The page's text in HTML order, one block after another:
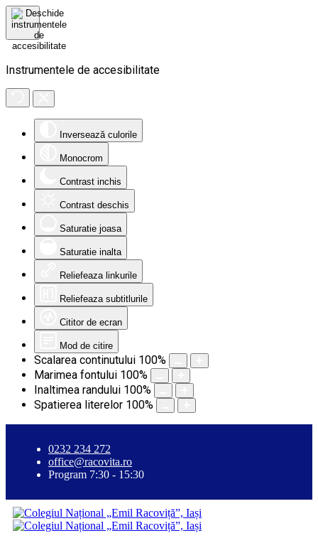
Instrumentele de accesibilitate
Inversează culorile
Monocrom
Contrast inchis
Contrast deschis
Saturatie joasa
Saturatie inalta
Reliefeaza linkurile
Reliefeaza subtitlurile
Cititor de ecran
Mod de citire
Scalarea continutului 100%
Marimea fontului 100%
Inaltimea randului 100%
Spatierea literelor 100%
0232 234 272
office@racovita.ro
Program 7:30 - 15:30